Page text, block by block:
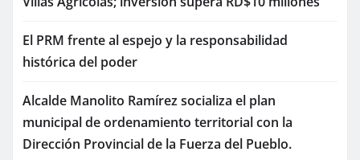
El PRM frente al espejo y la responsabilidad
histórica del poder
Alcalde Manolito Ramírez socializa el plan
municipal de ordenamiento territorial con la
Dirección Provincial de la Fuerza del Pueblo.